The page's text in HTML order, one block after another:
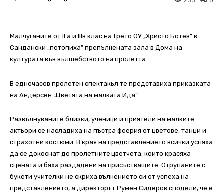
Малчуганите от II а и IIIв клас на Трето ОУ „Христо Ботев” в
Сандански „потопиха” препълнената зала в Дома на
културата във вълшебството на пролетта.
В едночасов пролетен спектакъл те представиха приказката
на Андерсен „Цветята на малката Ида”.
Развълнуваните близки, ученици и приятели на малките
актьори се насладиха на пъстра феерия от цветове, танци и
страхотни костюми. В края на представлението всички успяха
да се докоснат до пролетните цветчета, които красяха
сцената и бяха раздадени на присъстващите. Отрупаните с
букети учителки не скриха вълнението си от успеха на
представлението, а директорът Румен Сидеров сподели, че е